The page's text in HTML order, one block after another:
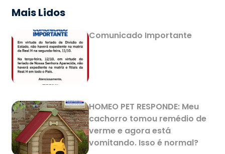
Mais Lidos
Comunicado Importante
HOMEO PET RESPONDE: Meu
cachorro tomou remédio de
verme e agora está
vomitando. Isso é normal?